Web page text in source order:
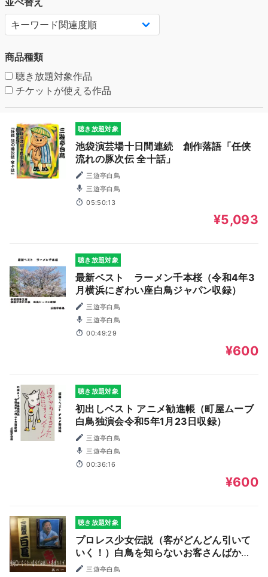
商品種類
聴き放題対象作品
チケットが使える作品
聴き放題対象
池袋演芸場十日間連続 創作落語「任侠
流れの豚次伝 全十話」
三遊亭白鳥
三遊亭白鳥
05:50:13
¥5,093
聴き放題対象
最新ベスト ラーメン千本桜（令和4年3
月横浜にぎわい座白鳥ジャパン収録）
三遊亭白鳥
三遊亭白鳥
00:49:29
¥600
聴き放題対象
初出しベスト アニメ勧進帳（町屋ムーブ
白鳥独演会令和5年1月23日収録）
三遊亭白鳥
三遊亭白鳥
00:36:16
¥600
聴き放題対象
プロレス少女伝説（客がどんどん引いて
いく！）白鳥を知らないお客さんばかり
のアウエー浅草演芸ホール夜トリ2012
三遊亭白鳥